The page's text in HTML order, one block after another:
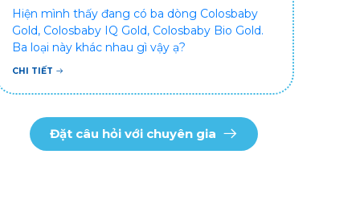
Hiện mình thấy đang có ba dòng Colosbaby
Gold, Colosbaby IQ Gold, Colosbaby Bio Gold.
Ba loại này khác nhau gì vậy ạ?
CHI TIẾT
Đặt câu hỏi với chuyên gia